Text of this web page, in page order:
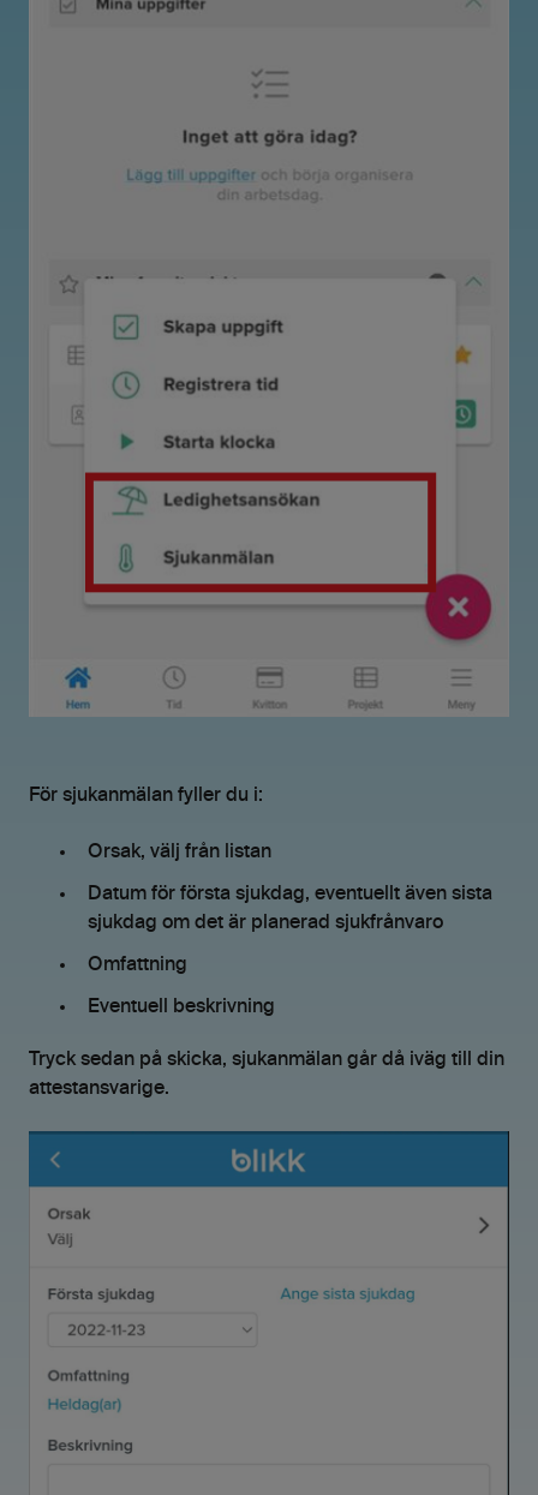
För sjukanmälan fyller du i:
Orsak, välj från listan
Datum för första sjukdag, eventuellt även sista
sjukdag om det är planerad sjukfrånvaro
Omfattning
Eventuell beskrivning
Tryck sedan på skicka, sjukanmälan går då iväg till din
attestansvarige.